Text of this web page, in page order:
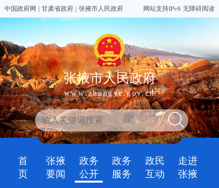
中国政府网 | 甘肃省政府 | 张掖市人民政府 网站支持IPv6 无障碍阅读
张掖市人民政府
www.zhangye.gov.cn
首
页
张掖
要闻
政务
公开
政务
服务
政民
互动
走进
张掖